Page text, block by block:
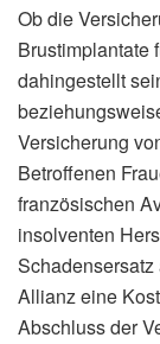
Ob die
Brustimplantate
dahingestellt
Versicherung
Betroffenen
französischen
insolventen
Allianz eine
Abschluss der